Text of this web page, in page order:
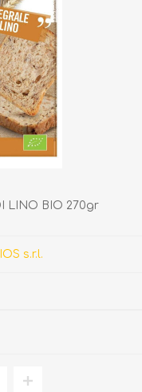
LINO BIO 270gr
s.r.l.